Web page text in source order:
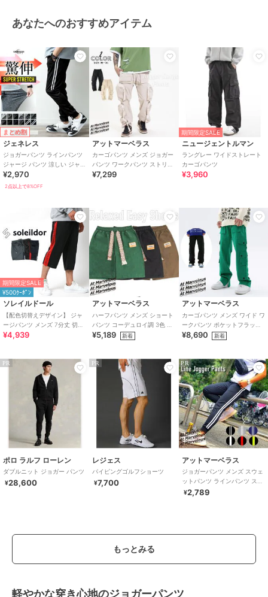
イプ/洗える/ スキニー・スリ
フィットネス・ヨガ
ーキング・ランニング
/アウトド
ア/ キャンプ・レジャー
トサル
/サッカー
あなたへのおすすめアイテム
まとめ割
ジェネレス
ジョガーパンツ ラインパンツ
ジャージ パンツ 涼しい ジャー
ジパンツ ストレッチ 部屋着
¥2,970
2点以上で8%OFF
アットマーベラス
カーゴパンツ メンズ ジョガー
パンツ ワークパンツ ストリー
ト ビッグポケット 春夏 2色
¥7,299
期間限定SALE
ニュージェントルマン
ラングレー ワイドストレート
カーゴパンツ
¥3,960
期間限定SALE
¥500ｸｰﾎﾟﾝ
ソレイルドール
【配色切替えデザイン】 ジャ
ージパンツ メンズ 7分丈 切替
え メンズ
¥4,939
アットマーベラス
ハーフパンツ メンズ ショート
パンツ コーデュロイ調 3色 大
きいサイズ
¥5,189 新着
アットマーベラス
カーゴパンツ メンズ ワイド ワ
ークパンツ ポケットフラップ
ストリート 2色
¥8,690 新着
PR
ポロ ラルフ ローレン
ダブルニット ジョガー パンツ
¥28,600
PR
レジェス
パイピングゴルフショーツ
¥7,700
PR
アットマーベラス
ジョガーパンツ メンズ スウェ
ットパンツ ラインパンツ スト
リート 6色 大きいサイズ 春夏
¥2,789
もっとみる
軽やかな穿き心地のジョガーパンツ